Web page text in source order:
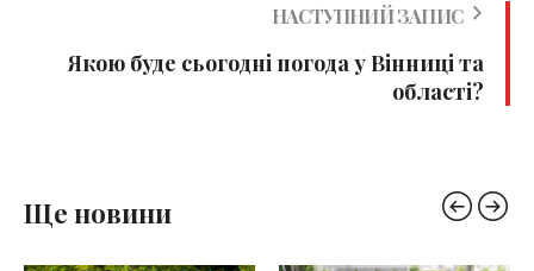
НАСТУПНИЙ ЗАПИС
Якою буде сьогодні погода у Вінниці та
області?
Ще новини